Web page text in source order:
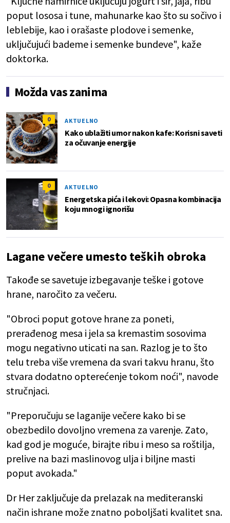
poput lososa i tune, mahunarke kao što su sočivo i
leblebije, kao i orašaste plodove i semenke,
uključujući bademe i semenke bundeve", kaže
doktorka.
Možda vas zanima
0 AKTUELNO
Kako ublažiti umor nakon kafe: Korisni saveti
za očuvanje energije
0 AKTUELNO
Energetska pića i lekovi: Opasna kombinacija
koju mnogi ignorišu
Lagane večere umesto teških obroka
Takođe se savetuje izbegavanje teške i gotove
hrane, naročito za večeru.
"Obroci poput gotove hrane za poneti,
prerađenog mesa i jela sa kremastim sosovima
mogu negativno uticati na san. Razlog je to što
telu treba više vremena da svari takvu hranu, što
stvara dodatno opterećenje tokom noći", navode
stručnjaci.
"Preporučuju se laganije večere kako bi se
obezbedilo dovoljno vremena za varenje. Zato,
kad god je moguće, birajte ribu i meso sa roštilja,
prelive na bazi maslinovog ulja i biljne masti
poput avokada."
Dr Her zaključuje da prelazak na mediteranski
način ishrane može znatno poboljšati kvalitet sna.